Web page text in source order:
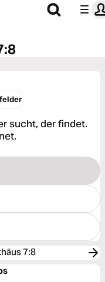
sucht, der findet.
7:8